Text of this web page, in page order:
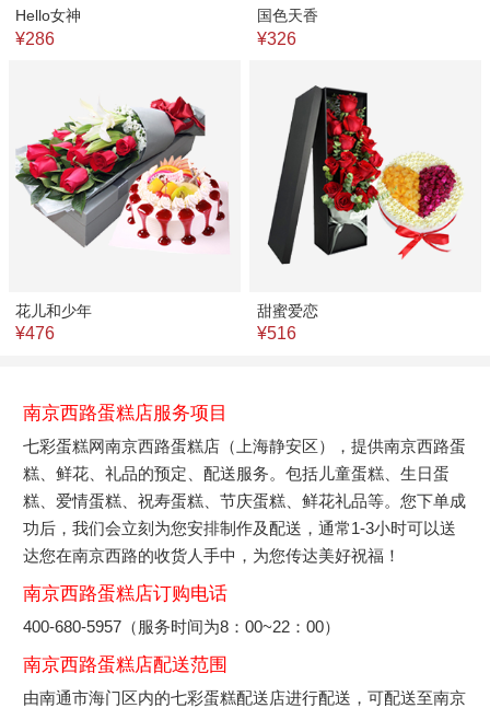
Hello女神
¥286
国色天香
¥326
花儿和少年
¥476
甜蜜爱恋
¥516
南京西路蛋糕店服务项目
七彩蛋糕网南京西路蛋糕店（上海静安区），提供南京西路蛋
糕、鲜花、礼品的预定、配送服务。包括儿童蛋糕、生日蛋
糕、爱情蛋糕、祝寿蛋糕、节庆蛋糕、鲜花礼品等。您下单成
功后，我们会立刻为您安排制作及配送，通常1-3小时可以送
达您在南京西路的收货人手中，为您传达美好祝福！
南京西路蛋糕店订购电话
400-680-5957（服务时间为8：00~22：00）
南京西路蛋糕店配送范围
由南通市海门区内的七彩蛋糕配送店进行配送，可配送至南京